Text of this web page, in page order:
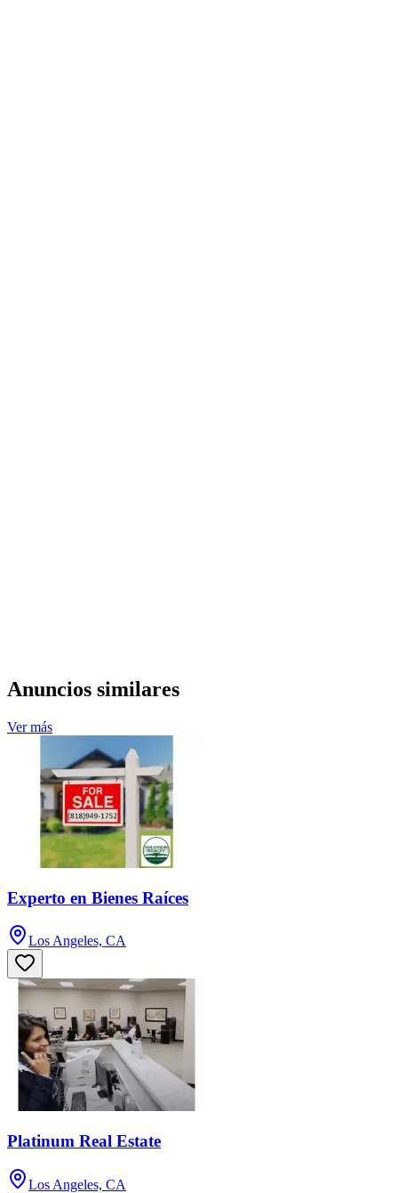
Anuncios similares
Ver más
Experto en Bienes Raíces
Los Angeles, CA
Platinum Real Estate
Los Angeles, CA